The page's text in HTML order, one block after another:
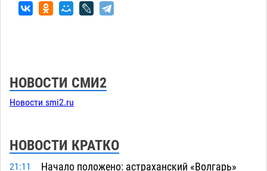
НОВОСТИ СМИ2
Новости smi2.ru
НОВОСТИ КРАТКО
21:11
Начало положено: астраханский «Волгарь»